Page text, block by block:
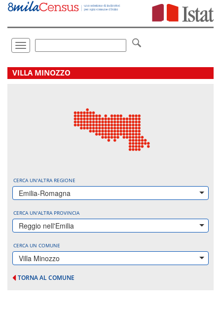
Vai
direttamente
Toggle
navigation
.
VILLA MINOZZO
CERCA UN'ALTRA REGIONE
Emilia-Romagna
CERCA UN'ALTRA PROVINCIA
Reggio nell'Emilia
CERCA UN COMUNE
Villa Minozzo
TORNA AL COMUNE